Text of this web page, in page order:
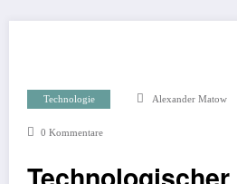
Technologie Alexander Matow
0 Kommentare